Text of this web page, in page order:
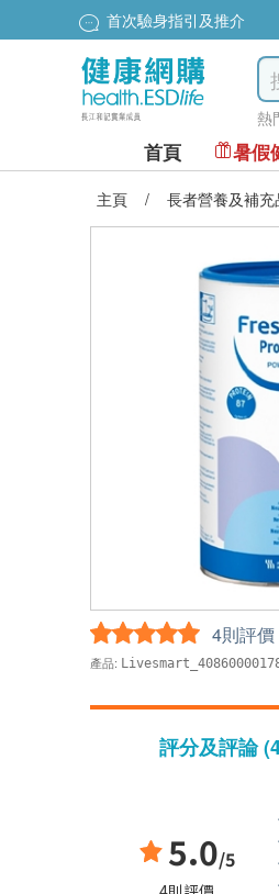
首次驗身指引及推介
熱
首頁 暑假
主頁 / 長者營養及補充
4則評價
產品:
評分及評論
5.0/5